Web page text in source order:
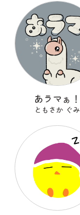
あラマぁ！
ともさか ぐみ